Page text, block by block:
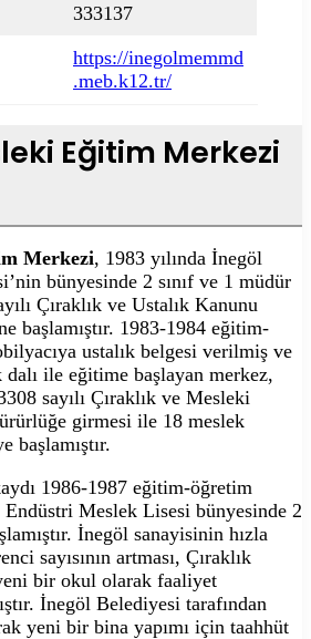
333137
https://inegolmemmd
.meb.k12.tr/
Eğitim Merkezi
Merkezi, 1983 yılında İnegöl
bünyesinde 2 sınıf ve 1 müdür
Çıraklık ve Ustalık Kanunu
başlamıştır. 1983-1984 eğitim-
ustalık belgesi verilmiş ve
dalı ile eğitime başlayan merkez,
sayılı Çıraklık ve Mesleki
girmesi ile 18 meslek
başlamıştır.
1986-1987 eğitim-öğretim
Endüstri Meslek Lisesi bünyesinde 2
İnegöl sanayisinin hızla
sayısının artması, Çıraklık
bir okul olarak faaliyet
İnegöl Belediyesi tarafından
yeni bir bina yapımı için taahhüt